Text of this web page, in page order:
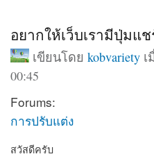
อยากให้เว็บเรามีปุ่มแช
เขียนโดย kobvarietyเ
00:45
Forums:
การปรับแต่ง
สวัสดีครับ